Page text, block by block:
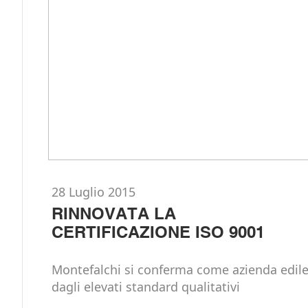
28 Luglio 2015
RINNOVATA LA
CERTIFICAZIONE ISO 9001
Montefalchi si conferma come azienda edile
dagli elevati standard qualitativi